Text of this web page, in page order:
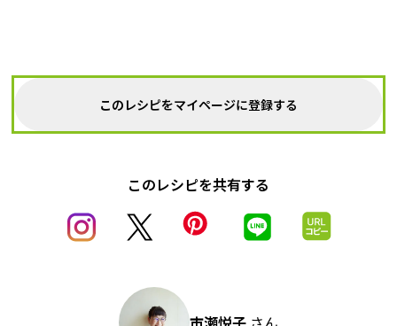
このレシピをマイページに登録する
このレシピを共有する